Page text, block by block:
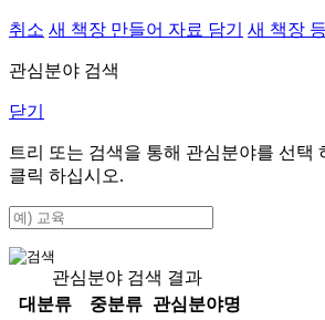
취소 새 책장 만들어 자료 담기 새 책장
관심분야 검색
닫기
트리 또는 검색을 통해 관심분야를 선택
클릭 하십시오.
관심분야 검색 결과
대분류
중분류
관심분야명